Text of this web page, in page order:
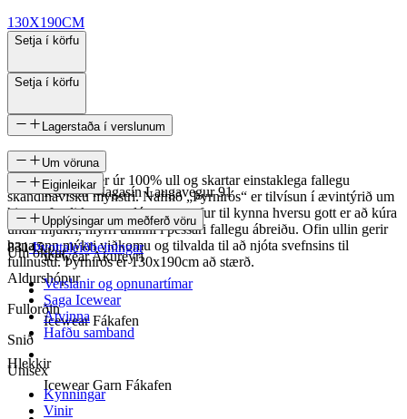
130X190CM
Setja í körfu
Setja í körfu
Lagerstaða í verslunum
Icewear Magasín Laugavegur 91
Icewear Akureyri
Icewear Fákafen
Icewear Garn Fákafen
Um vöruna
Þyrnirós teppið er úr 100% ull og skartar einstaklega fallegu
skandinavísku mynstri. Nafnið „Þyrnirós“ er tilvísun í ævintýrið um
hina sofandi konungsdóttur og gefur til kynna hversu gott er að kúra
undir mjúkri, hlýrri ullinni í þessari fallegu ábreiðu. Ofin ullin gerir
hana enn mýkri viðkomu og tilvalda til að njóta svefnsins til
fullnustu. Þyrnirós er 130x190cm að stærð.
Eiginleikar
SKU
83145
Aldurshópur
Fullorðin
Snið
Unisex
Upplýsingar um meðferð vöru
Þvottaleiðbeiningar
Um okkur
Verslanir og opnunartímar
Saga Icewear
Atvinna
Hafðu samband
Hlekkir
Kynningar
Vinir